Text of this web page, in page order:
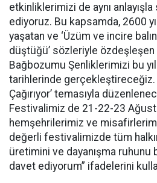
etkinliklerimizi de aynı
ediyoruz. Bu kapsamda, 2600
yaşatan ve ‘Üzüm ve incire
düştüğü’ sözleriyle özdeşleşen
Bağbozumu Şenliklerimizi bu
tarihlerinde gerçekleştireceğiz.
Çağırıyor’ temasıyla
Festivalimiz de 21-22-23
hemşehrilerimiz ve
değerli festivalimizde tüm
üretimini ve dayanışma ruhunu
davet ediyorum” ifadelerini